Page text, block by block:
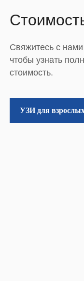
Свяжитесь с
чтобы узнать
стоимость.